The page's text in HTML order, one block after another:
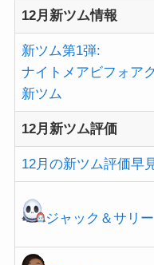
12月新ツム情報
新ツム第1弾:
ナイトメアビフォア
新ツム
12月新ツム評価
12月の新ツム評価早
ジャック＆サリー